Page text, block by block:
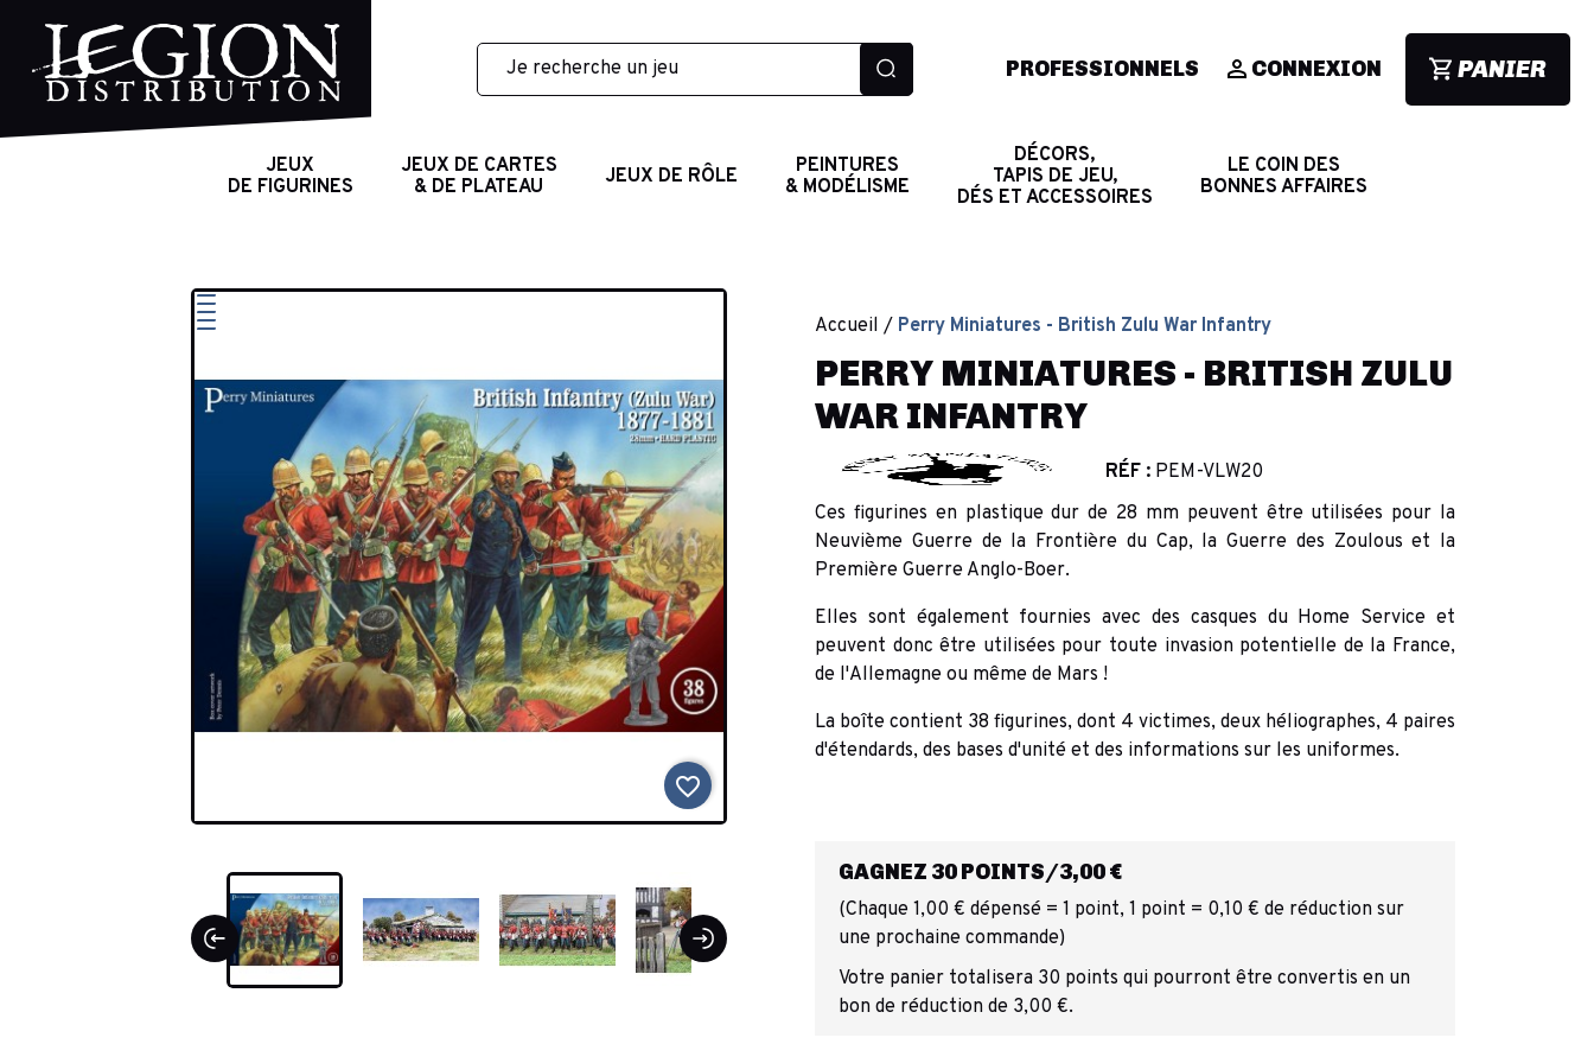
PROFESSIONNELS CONNEXION PANIER
JEUX
DE FIGURINES
JEUX DE CARTES
& DE PLATEAU
JEUX DE RÔLE
PEINTURES
& MODÉLISME
DÉCORS,
TAPIS DE JEU,
DÉS ET ACCESSOIRES
LE COIN DES
BONNES AFFAIRES
favorite_border
Accueil Perry Miniatures - British Zulu War Infantry
PERRY MINIATURES - BRITISH ZULU
WAR INFANTRY
RÉF : PEM-VLW20
Ces figurines en plastique dur de 28 mm peuvent être utilisées pour la
Neuvième Guerre de la Frontière du Cap, la Guerre des Zoulous et la
Première Guerre Anglo-Boer.
Elles sont également fournies avec des casques du Home Service et
peuvent donc être utilisées pour toute invasion potentielle de la France,
de l'Allemagne ou même de Mars !
La boîte contient 38 figurines, dont 4 victimes, deux héliographes, 4 paires
d'étendards, des bases d'unité et des informations sur les uniformes.
GAGNEZ 30 POINTS/3,00 €
(Chaque 1,00 € dépensé = 1 point, 1 point = 0,10 € de réduction sur
une prochaine commande)
Votre panier totalisera 30 points qui pourront être convertis en un
bon de réduction de 3,00 €.